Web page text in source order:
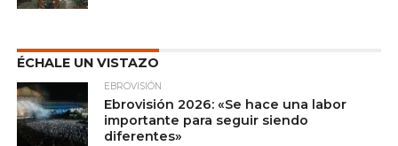
ÉCHALE UN VISTAZO
EBROVISIÓN
Ebrovisión 2026: «Se hace una labor
importante para seguir siendo
diferentes»